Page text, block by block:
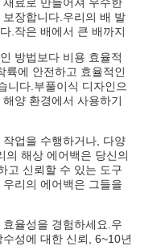
장합니다.우리의 배 발
.작은 배에서 큰 배까지
방법보다 비용 효율적
륙에 안전하고 효율적인
니다.부풀이식 디자인으
양 환경에서 사용하기
업을 수행하거나, 다양
의 해상 에어백은 당신의
고 신뢰할 수 있는 도구
리의 에어백은 그들을
율성을 경험하세요.우
성에 대한 신뢰, 6~10년